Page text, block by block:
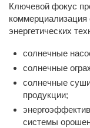
Ключевой фокус
коммерциализация
энергетических
солнечные
солнечные
солнечные
продукции;
системы